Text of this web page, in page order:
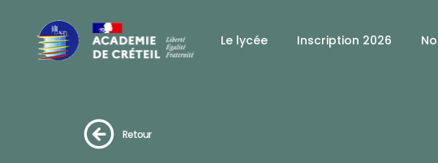
Le lycée Inscription 2026
Retour